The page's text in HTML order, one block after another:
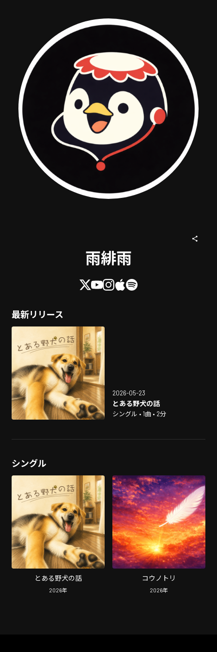
雨緋雨
最新リリース
2026-05-23
とある野犬の話
シングル • 1曲 • 2分
シングル
とある野犬の話
2026年
コウノトリ
2026年